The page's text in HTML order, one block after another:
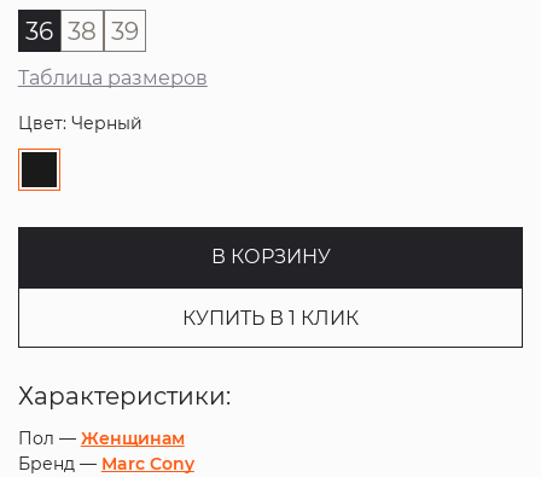
36 38 39
Таблица размеров
Цвет: Черный
В КОРЗИНУ
КУПИТЬ В 1 КЛИК
Характеристики:
Пол — Женщинам
Бренд — Marc Cony